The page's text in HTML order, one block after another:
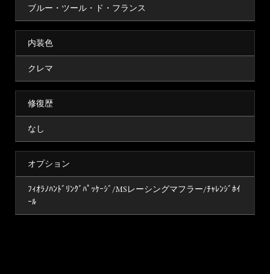
ブルー・ツール・ド・フランス
内装色
クレマ
修復歴
なし
オプション
ﾌｨｵﾗﾉﾊﾝﾄﾞﾘﾝｸﾞﾊﾟｯｹｰｼﾞ/MSレーシングマフラー/ﾁｬﾚﾝｼﾞﾎｲ
ｰﾙ